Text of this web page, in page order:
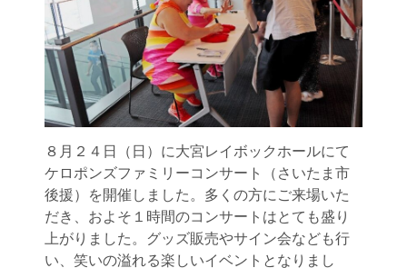
８月２４日（日）に大宮レイボックホールにて
ケロポンズファミリーコンサート（さいたま市
後援）を開催しました。多くの方にご来場いた
だき、およそ１時間のコンサートはとても盛り
上がりました。グッズ販売やサイン会なども行
い、笑いの溢れる楽しいイベントとなりまし